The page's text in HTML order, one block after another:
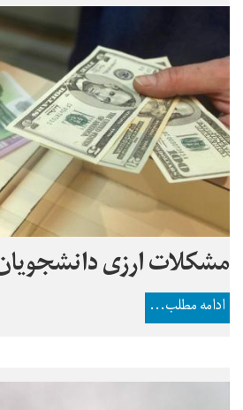
مشکلات ارزی
ادامه مطلب...